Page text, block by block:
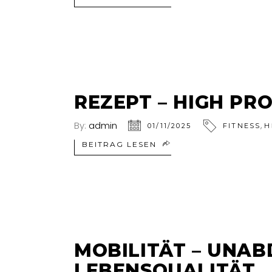
REZEPT – HIGH
By: admin 01/11/2025 FITNESS,
BEITRAG LESEN
MOBILITÄT –